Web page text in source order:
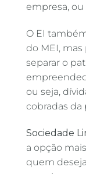
empresa, ou
O EI
do MEI,
separar o
ou seja,
cobradas da
Sociedade
a opção
quem